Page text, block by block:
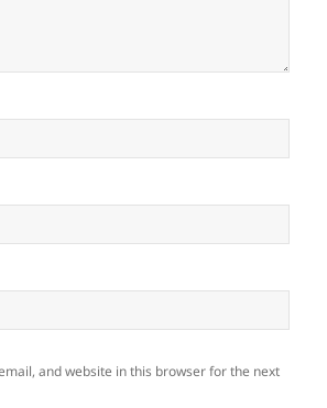
and website in this browser for the next